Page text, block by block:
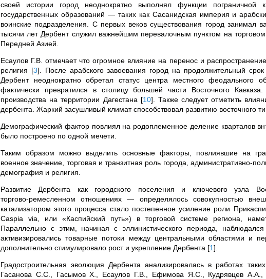
своей истории город неоднократно выполнял функции пограничной
государственных образований — таких как Сасанидская империя и
воинские подразделения. С первых веков существования город занимал
тысячи лет Дербент служил важнейшим перевалочным пунктом на
Передней Азией.
Есаулов Г.В. отмечает что огромное влияние на перенос и
религия [3] . После арабского завоевания город на продолжительный
Дербент неоднократно обретал статус центра местного феодального
фактически превратился в столицу большей части Восточного
производства на территории Дагестана [10] . Также следует отметить
дербента. Жаркий засушливый климат способствовал развитию восточного
Демографический фактор повлиял на родоплеменное деление кварталов
было построено по одной мечети.
Таким образом можно выделить основные факторы, повлиявшие на
военное значение, торговая и транзитная роль города,
демография и религия.
Развитие Дербента как городского поселения и ключевого узла
торгово‑ремесленном отношениях — определялось совокупностью
катализатором этого процесса стало постепенное усиление роли
Caspia via, или «Каспийский путь») в торговой системе региона,
Параллельно с этим, начиная с эллинистического периода,
активизировались товарные потоки между центральными областями и
дополнительно стимулировало рост и укрепление Дербента [1]
Градостроительная эволюция Дербента анализировалась в работах
Гасанова С.С., Гасымов Х., Есаулов Г.В., Ефимова Я.С., Кудрявцев